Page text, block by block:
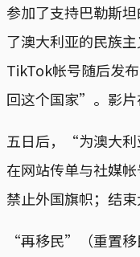
参加了支持巴勒斯坦
了澳大利亚的民族
TikTok帐号随后发布
回这个国家”。影片
五日后，“为澳大
在网站传单与社媒
禁止外国旗帜；结束
“再移民”（重置